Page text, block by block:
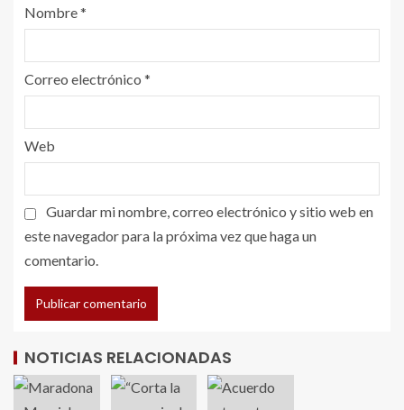
Nombre*
Correo electrónico *
Web
Guardar mi nombre, correo electrónico y sitio web en
este navegador para la próxima vez que haga un
comentario.
NOTICIAS RELACIONADAS